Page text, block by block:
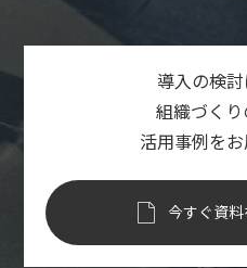
導入の検討
組織づくり
活用事例をお
今すぐ資